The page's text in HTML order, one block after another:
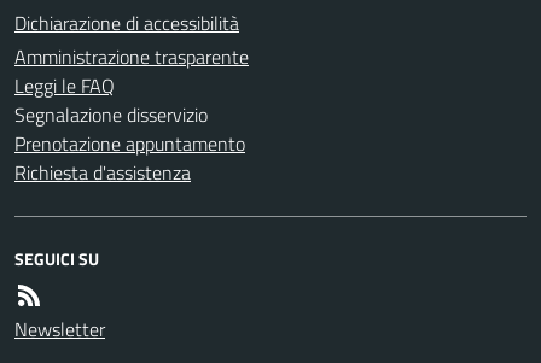
Dichiarazione di accessibilità
Amministrazione trasparente
Leggi le FAQ
Segnalazione disservizio
Prenotazione appuntamento
Richiesta d'assistenza
SEGUICI SU
Newsletter